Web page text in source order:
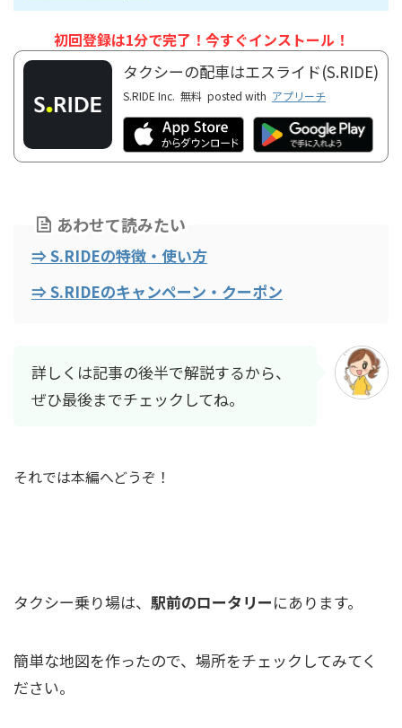
初回登録は1分で完了！今すぐインストール！
タクシーの配車はエスライド(S.RIDE)
S.RIDE Inc. 無料 posted with アプリーチ
あわせて読みたい
⇒ S.RIDEの特徴・使い方
⇒ S.RIDEのキャンペーン・クーポン
詳しくは記事の後半で解説するから、
ぜひ最後までチェックしてね。
それでは本編へどうぞ！
タクシー乗り場は、 駅前のロータリーにあります。
簡単な地図を作ったので、場所をチェックしてみてく
ださい。